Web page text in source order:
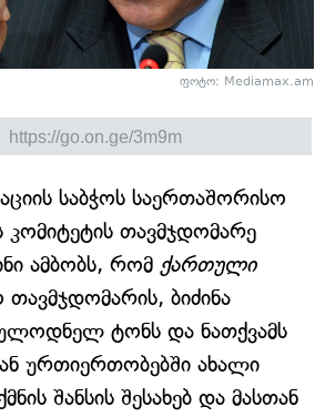
ფოტო: Mediamax.am
საბჭოს საერთაშორისო
თავმჯდომარე
ამბობს, რომ ქართული
თავმჯდომარის, ბიძინა
ტონს და ნათქვამს
ურთიერთობებში ახალი
შანსის შესახებ და მასთან